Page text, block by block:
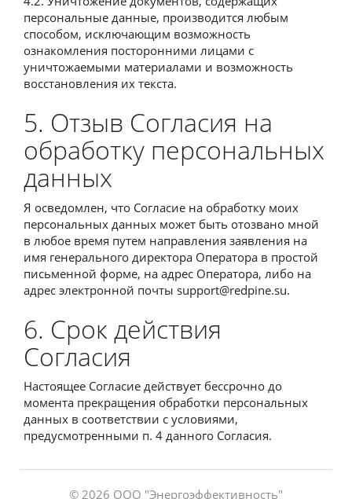
персональные данные, производится любым
способом, исключающим возможность
ознакомления посторонними лицами с
уничтожаемыми материалами и возможность
восстановления их текста.
5. Отзыв Согласия на
обработку персональных
данных
Я осведомлен, что Согласие на обработку моих
персональных данных может быть отозвано мной
в любое время путем направления заявления на
имя генерального директора Оператора в простой
письменной форме, на адрес Оператора, либо на
адрес электронной почты support@redpine.su.
6. Срок действия
Согласия
Настоящее Согласие действует бессрочно до
момента прекращения обработки персональных
данных в соответствии с условиями,
предусмотренными п. 4 данного Согласия.
© 2026 ООО "Энергоэффективность"